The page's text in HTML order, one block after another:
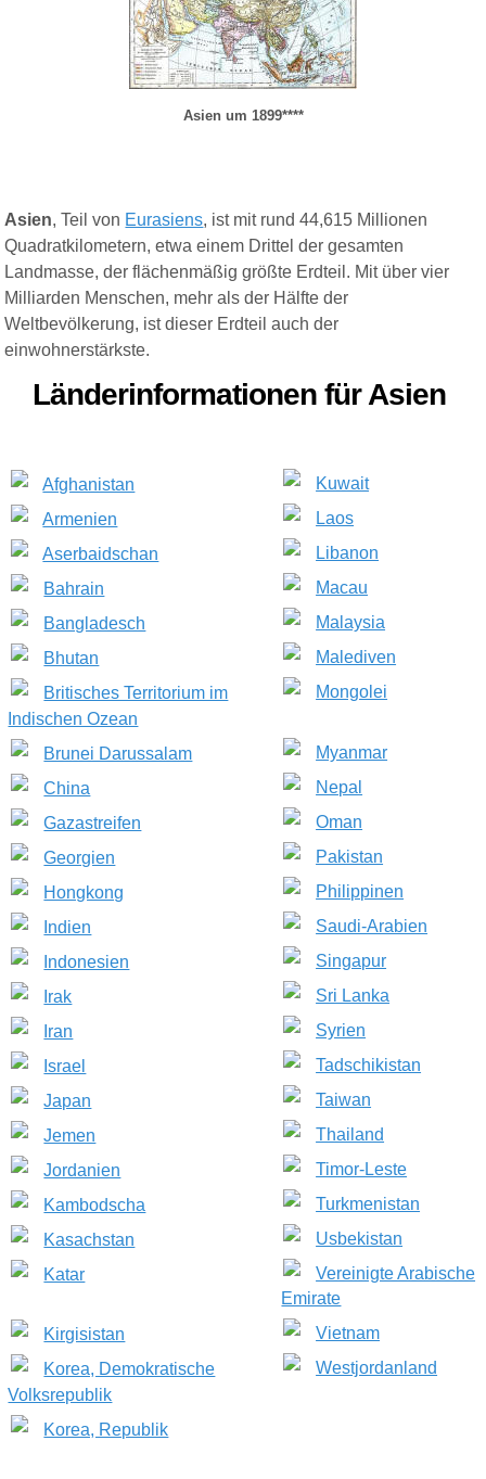
Asien um 1899****
Asien, Teil von Eurasiens, ist mit rund 44,615 Millionen
Quadratkilometern, etwa einem Drittel der gesamten
Landmasse, der flächenmäßig größte Erdteil . Mit über vier
Milliarden Menschen, mehr als der Hälfte der
Weltbevölkerung, ist dieser Erdteil auch der
einwohnerstärkste.
Länderinformationen fürAsien
Afghanistan
Kuwait
Armenien
Laos
Aserbaidschan
Libanon
Bahrain
Macau
Bangladesch
Malaysia
Bhutan
Malediven
Britisches Territorium im
Indischen Ozean
Mongolei
Brunei Darussalam
Myanmar
China
Nepal
Gazastreifen
Oman
Georgien
Pakistan
Hongkong
Philippinen
Indien
Saudi-Arabien
Indonesien
Singapur
Irak
Sri Lanka
Iran
Syrien
Israel
Tadschikistan
Japan
Taiwan
Jemen
Thailand
Jordanien
Timor-Leste
Kambodscha
Turkmenistan
Kasachstan
Usbekistan
Katar
Vereinigte Arabische
Emirate
Kirgisistan
Vietnam
Korea, Demokratische
Volksrepublik
Westjordanland
Korea, Republik